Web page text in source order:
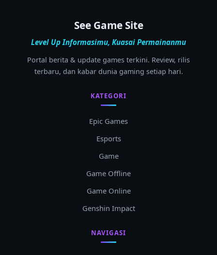
See Game Site
Level Up Informasimu, Kuasai Permainanmu
Portal berita & update games terkini. Review, rilis
terbaru, dan kabar dunia gaming setiap hari.
KATEGORI
Epic Games
Esports
Game
Game Offline
Game Online
Genshin Impact
NAVIGASI